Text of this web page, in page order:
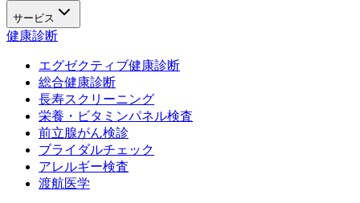
サービス
健康診断
エグゼクティブ健康診断
総合健康診断
長寿スクリーニング
栄養・ビタミンパネル検査
前立腺がん検診
ブライダルチェック
アレルギー検査
渡航医学